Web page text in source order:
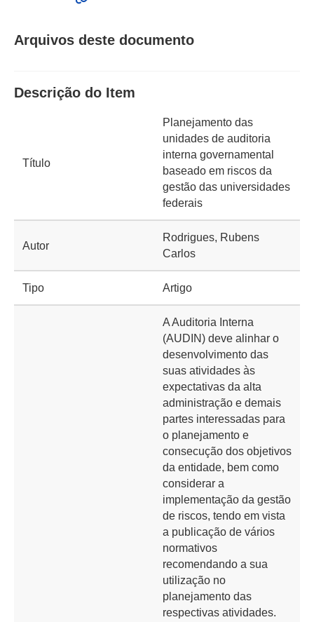
Arquivos deste documento
Descrição do Item
Título
Planejamento das
unidades de auditoria
interna governamental
baseado em riscos da
gestão das universidades
federais
Autor
Rodrigues, Rubens
Carlos
Tipo Artigo
A Auditoria Interna
(AUDIN) deve alinhar o
desenvolvimento das
suas atividades às
expectativas da alta
administração e demais
partes interessadas para
o planejamento e
consecução dos objetivos
da entidade, bem como
considerar a
implementação da gestão
de riscos, tendo em vista
a publicação de vários
normativos
recomendando a sua
utilização no
planejamento das
respectivas atividades.